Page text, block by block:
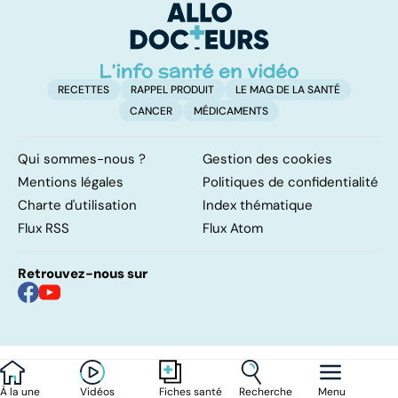
À la une Vidéos Fiches santé Recherche Menu
bactéries
RECETTES RAPPEL PRODUIT
LE MAG DE LA SANTÉ
CANCER
MÉDICAMENTS
Qui sommes-nous ?
Gestion des cookies
Mentions légales
Politiques de confidentialité
Charte d'utilisation
Index thématique
Flux RSS
Flux Atom
Retrouvez-nous sur